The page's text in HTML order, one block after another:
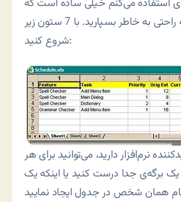
استفاده می‌کنم خیلی ساده است که
می‌توانید آن را به راحتی به خاطر بسپارید. با 7 ستون زیر
شروع کنید:
نرم‌افزار دارید، می‌توانید برای هر
یک برگه‌ی جدا درست کنید یا اینکه یک